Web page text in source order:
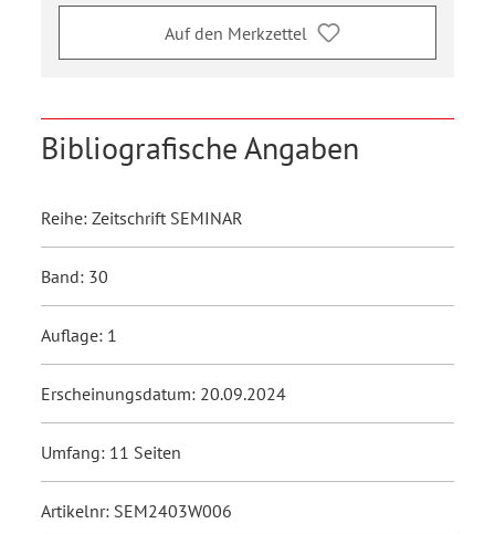
Auf den Merkzettel
Bibliografische Angaben
Reihe: Zeitschrift SEMINAR
Band: 30
Auflage: 1
Erscheinungsdatum: 20.09.2024
Umfang: 11 Seiten
Artikelnr: SEM2403W006